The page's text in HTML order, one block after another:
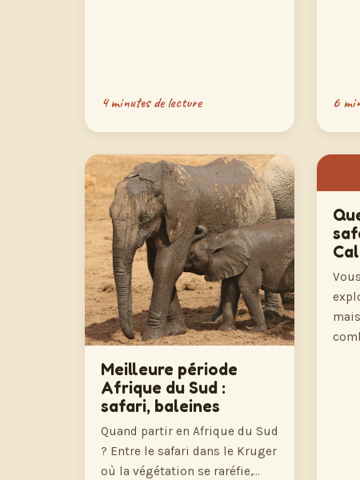
4 minutes de lecture 6
Meilleure période
Afrique du Sud :
safari, baleines
Quand partir en Afrique du Sud
? Entre le safari dans le Kruger
où la végétation se raréfie,…